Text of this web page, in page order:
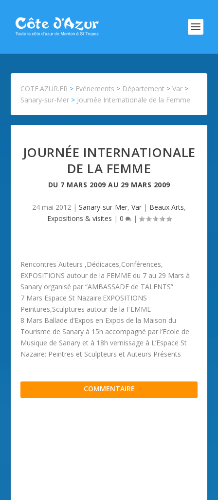
COTE.AZUR.FR > Evénements > Département >Var >
Sanary-sur-Mer > Journée Internationale de la Femme
JOURNÉE INTERNATIONALE
DE LA FEMME
DU 7 MARS 2009 AU 29 MARS 2009
24 mai 2012 | Sanary-sur-Mer, Var | Beaux Arts,
Expositions & visites | 0 |
Rencontres Auteurs ,Dédicaces,Conférences,
EXPOSITIONS autour de la FEMME du 7 au 29 Mars à
Sanary organisé par “AMBASSADE de TALENTS”
7 Mars Espace St Nazaire:EXPOSITIONS
Peintures,Sculptures autour de la FEMME
8 Mars Ballade d’Expos en Expos de la Maison du
Tourisme de Sanary à 15h accompagné par l’Ecole de
Musique de Sanary et à 18h vernissage à L’Espace St
Nazaire: Peintres et Sculpteurs et Auteurs Présents
COMMENTAIRE